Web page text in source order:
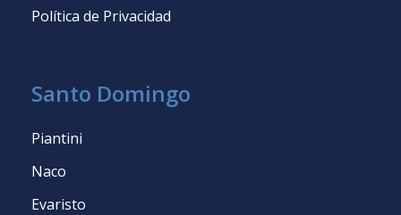
Política de Privacidad
Santo Domingo
Piantini
Naco
Evaristo